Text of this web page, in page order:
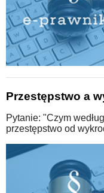
Przestępstwo a
Pytanie: "Czym
przestępstwo od